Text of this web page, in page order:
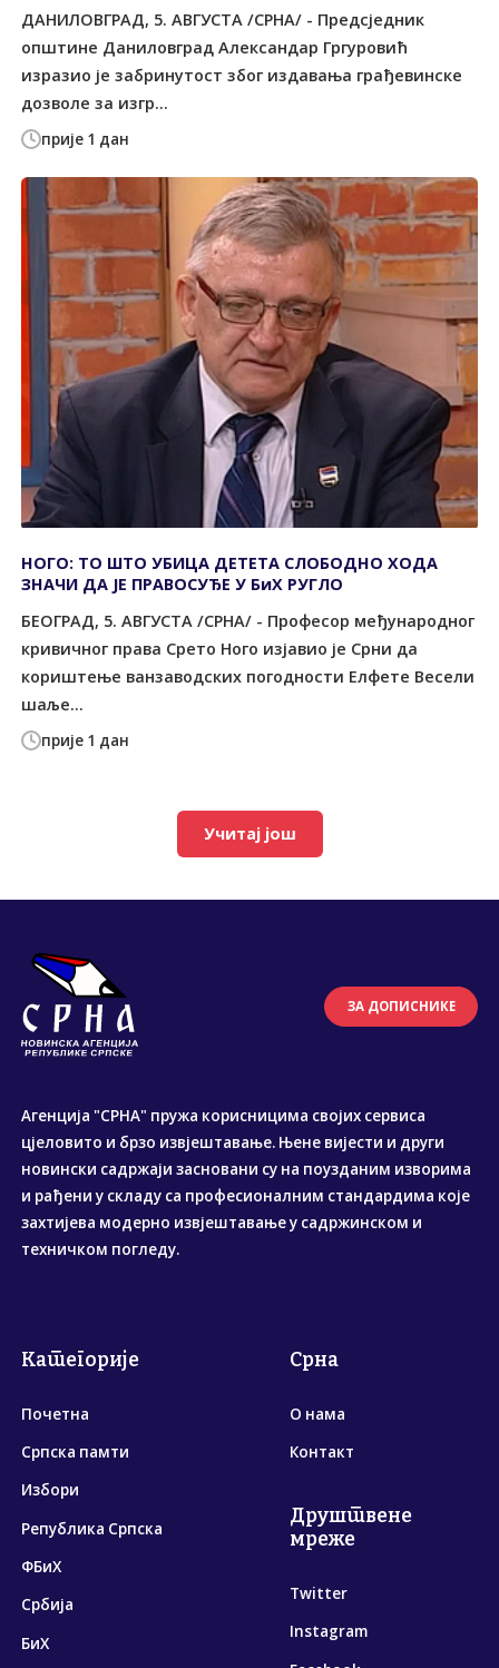
прије 1 дан
ДАНИЛОВГРАД, 5. АВГУСТА /СРНА/ - Предсједник
општине Даниловград Александар Гргуровић
изразио је забринутост због издавања грађевинске
дозволе за изгр...
прије 1 дан
НОГО: ТО ШТО УБИЦА ДЕТЕТА СЛОБОДНО ХОДА
ЗНАЧИ ДА ЈЕ ПРАВОСУЂЕ У БиХ РУГЛО
БЕОГРАД, 5. АВГУСТА /СРНА/ - Професор међународног
кривичног права Срето Ного изјавио је Срни да
кориштење ванзаводских погодности Елфете Весели
шаље...
Учитај још
ЗА ДОПИСНИКЕ
Агенција "СРНА" пружа корисницима својих сервиса
цјеловито и брзо извјештавање. Њене вијести и други
новински садржаји засновани су на поузданим изворима
и рађени у складу са професионалним стандардима које
захтијева модерно извјештавање у садржинском и
техничком погледу.
Категорије
Почетна
Српска памти
Избори
Република Српска
ФБиХ
Србија
БиХ
Срна
О нама
Контакт
Друштвене
мреже
Twitter
Instagram